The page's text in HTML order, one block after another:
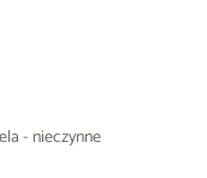
- nieczynne